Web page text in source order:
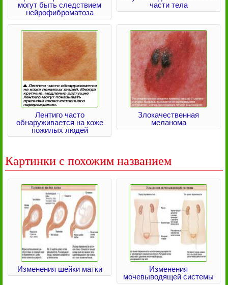
могут быть следствием
нейрофиброматоза
части тела
Лентиго часто
обнаруживается на коже
пожилых людей
Злокачественная
меланома
Картинки с похожим названием
Изменения шейки матки
Изменения
мочевыводящей системы